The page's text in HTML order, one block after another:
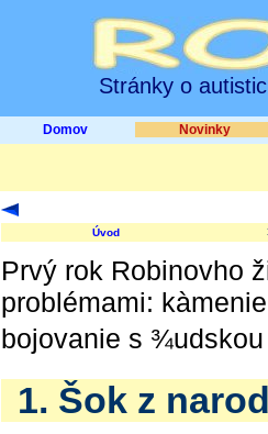
Stránky o
Domov Novinky
Úvod
Prvý rok Robinovho
problémami:
bojovanie s ¾udskou
1. Šok z